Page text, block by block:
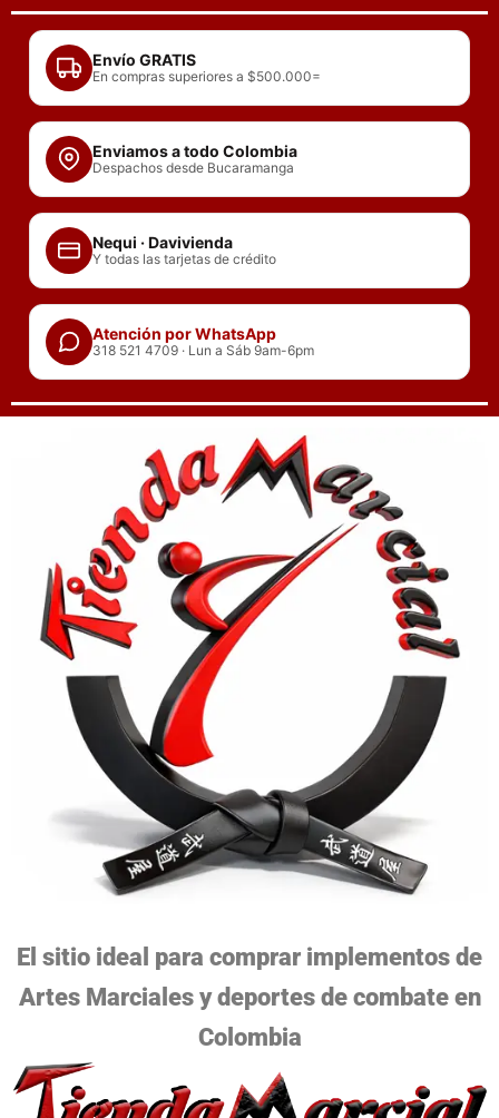
contenido
Envío GRATIS
En compras superiores a $500.000=
Enviamos a todo Colombia
Despachos desde Bucaramanga
Nequi · Davivienda
Y todas las tarjetas de crédito
Atención por WhatsApp
318 521 4709 · Lun a Sáb 9am-6pm
El sitio ideal para comprar implementos de
Artes Marciales y deportes de combate en
Colombia